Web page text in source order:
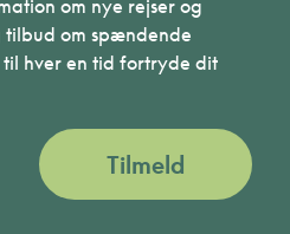
om nye rejser og
om spændende
hver en tid fortryde dit
Tilmeld